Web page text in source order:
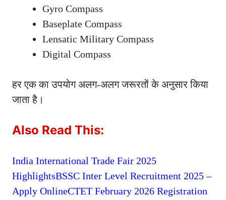
Gyro Compass
Baseplate Compass
Lensatic Military Compass
Digital Compass
हर एक का उपयोग अलग-अलग जरूरतों के अनुसार किया
जाता है।
Also Read This:
India International Trade Fair 2025
HighlightsBSSC Inter Level Recruitment 2025 –
Apply OnlineCTET February 2026 Registration